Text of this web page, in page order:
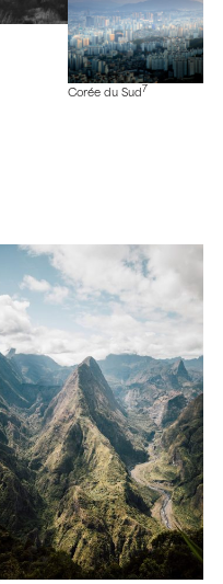
Corée du Sud 7